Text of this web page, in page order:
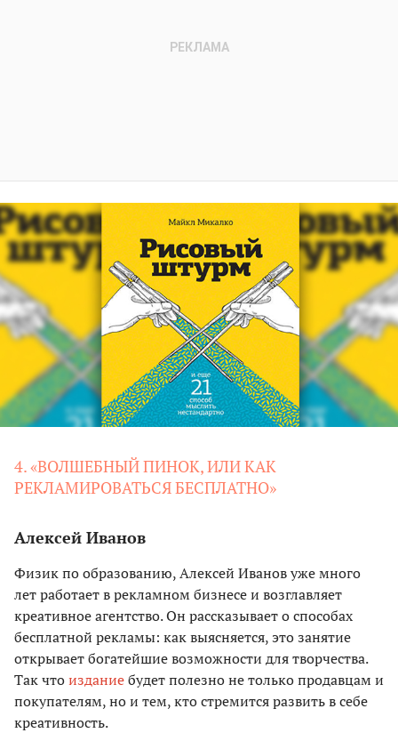
4. «ВОЛШЕБНЫЙ ПИНОК, ИЛИ КАК
РЕКЛАМИРОВАТЬСЯ БЕСПЛАТНО»
Алексей Иванов
Физик по образованию, Алексей Иванов уже много
лет работает в рекламном бизнесе и возглавляет
креативное агентство. Он рассказывает о способах
бесплатной рекламы: как выясняется, это занятие
открывает богатейшие возможности для творчества.
Так чтоизданиебудет полезно не только продавцам и
покупателям, но и тем, кто стремится развить в себе
креативность.